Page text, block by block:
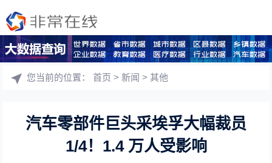
您当前的位置：首页 >新闻 >其他
汽车零部件巨头采埃孚大幅裁员
1/4！1.4 万人受影响